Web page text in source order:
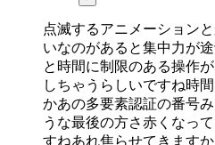
点滅するアニメーション
いなのがあると集中力が
と時間に制限のある操作
しちゃうらしいですね時
かあの多要素認証の番号
うな最後の方さ赤くなっ
すねあれ焦らせてきます